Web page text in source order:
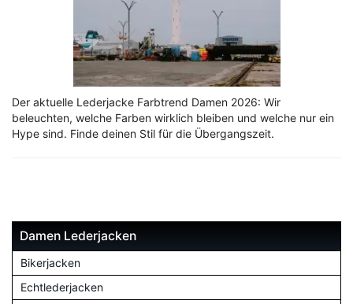
Der aktuelle Lederjacke Farbtrend Damen 2026: Wir
beleuchten, welche Farben wirklich bleiben und welche nur ein
Hype sind. Finde deinen Stil für die Übergangszeit.
Damen Lederjacken
Bikerjacken
Echtlederjacken